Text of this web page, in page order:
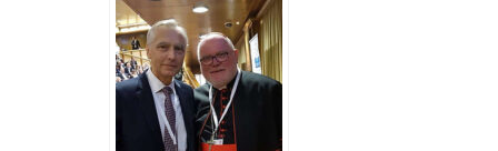
vodcovského typu